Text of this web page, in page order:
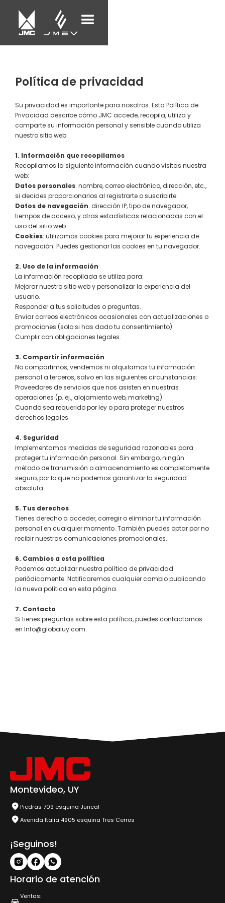
Política de privacidad
Su privacidad es importante para nosotros. Esta Política de
Privacidad describe cómo JMC accede, recopila, utiliza y
comparte su información personal y sensible cuando utiliza
nuestro sitio web.
1. Información que recopilamos
Recopilamos la siguiente información cuando visitas nuestra
web:
Datos personales: nombre, correo electrónico, dirección, etc.,
si decides proporcionarlos al registrarte o suscribirte.
Datos de navegación: dirección IP, tipo de navegador,
tiempos de acceso, y otras estadísticas relacionadas con el
uso del sitio web.
Cookies: utilizamos cookies para mejorar tu experiencia de
navegación. Puedes gestionar las cookies en tu navegador.
2. Uso de la información
La información recopilada se utiliza para:
Mejorar nuestro sitio web y personalizar la experiencia del
usuario.
Responder a tus solicitudes o preguntas.
Enviar correos electrónicos ocasionales con actualizaciones o
promociones (solo si has dado tu consentimiento).
Cumplir con obligaciones legales.
3. Compartir información
No compartimos, vendemos ni alquilamos tu información
personal a terceros, salvo en las siguientes circunstancias:
Proveedores de servicios que nos asisten en nuestras
operaciones (p. ej., alojamiento web, marketing).
Cuando sea requerido por ley o para proteger nuestros
derechos legales.
4. Seguridad
Implementamos medidas de seguridad razonables para
proteger tu información personal. Sin embargo, ningún
método de transmisión o almacenamiento es completamente
seguro, por lo que no podemos garantizar la seguridad
absoluta.
5. Tus derechos
Tienes derecho a acceder, corregir o eliminar tu información
personal en cualquier momento. También puedes optar por no
recibir nuestras comunicaciones promocionales.
6. Cambios a esta política
Podemos actualizar nuestra política de privacidad
periódicamente. Notificaremos cualquier cambio publicando
la nueva política en esta página.
7. Contacto
Si tienes preguntas sobre esta política, puedes contactarnos
en Info@globaluy.com.
Montevideo, UY
Piedras 709 esquina Juncal
Avenida Italia 4905 esquina Tres Cerros
¡Seguinos!
Horario de atención
Ventas: